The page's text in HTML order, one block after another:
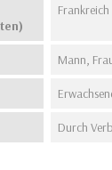
Frankreich
Mann,
Durch